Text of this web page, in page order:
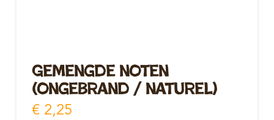
Gemengde noten
(ongebrand / naturel)
€2,25